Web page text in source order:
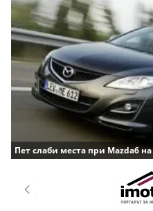
Пет слаби места при Mazda6 на